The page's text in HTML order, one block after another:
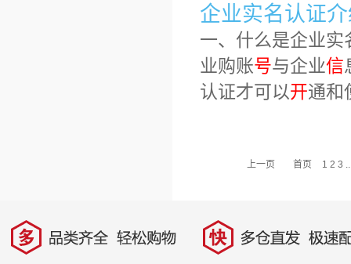
企业实名认证
一、什么是企业
业购账号与企业信
认证才可以开通和
上一页 首页 1 2 3
多 品类齐全，轻松购物 快 多仓直发，极速配